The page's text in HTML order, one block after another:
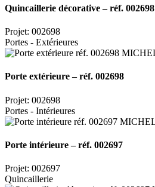
Quincaillerie décorative – réf. 002698
Projet: 002698
Portes - Extérieures
Porte extérieure – réf. 002698
Projet: 002698
Portes - Intérieures
Porte intérieure – réf. 002697
Projet: 002697
Quincaillerie